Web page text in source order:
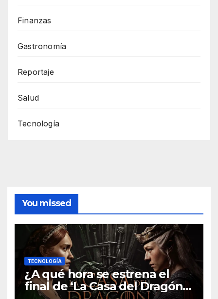
Finanzas
Gastronomía
Reportaje
Salud
Tecnología
You missed
TECNOLOGÍA
¿A qué hora se estrena el
final de ‘La Casa del Dragón’